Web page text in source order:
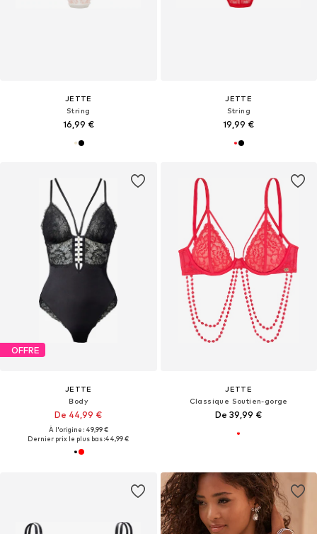
JETTE
String
16,99 €
JETTE
String
19,99 €
OFFRE
JETTE
Body
De 44,99 €
À l'origine : 49,99 €
Dernier prix le plus bas :44,99 €
JETTE
Classique Soutien-gorge
De 39,99 €